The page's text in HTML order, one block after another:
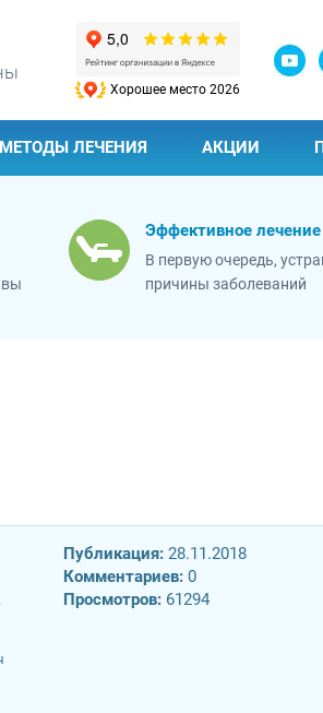
Хорошее место 2026
МЕТОДЫ ЛЕЧЕНИЯ АКЦИИ
Эффективное лечение
В первую очередь,
причины заболеваний
Публикация:28.11.2018
Комментариев:0
Просмотров:61294